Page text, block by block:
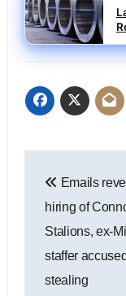
de
Emails
hiring of
Stalions, ex-
staffer
stealing